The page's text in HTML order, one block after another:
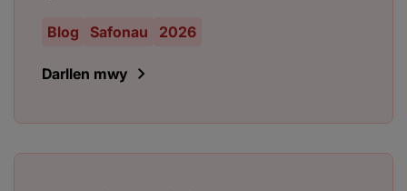
Blog Safonau 2026
Darllen mwy